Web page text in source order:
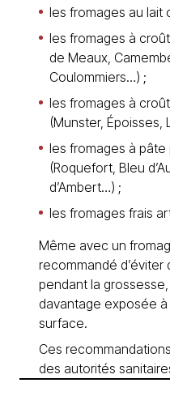
les fromages au lait
les fromages à
de Meaux,
Coulommiers…) ;
les fromages à
(Munster, Époisses,
les fromages à pâte
(Roquefort, Bleu
d’Ambert…) ;
les fromages frais
Même avec un
recommandé
pendant la
davantage exposée
surface.
Ces
des autorités